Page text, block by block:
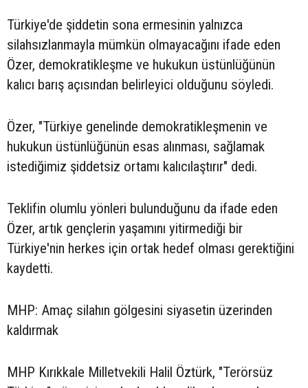
Türkiye'de şiddetin sona ermesinin yalnızca
silahsızlanmayla mümkün olmayacağını ifade eden
Özer, demokratikleşme ve hukukun üstünlüğünün
kalıcı barış açısından belirleyici olduğunu söyledi.
Özer, "Türkiye genelinde demokratikleşmenin ve
hukukun üstünlüğünün esas alınması, sağlamak
istediğimiz şiddetsiz ortamı kalıcılaştırır" dedi.
Teklifin olumlu yönleri bulunduğunu da ifade eden
Özer, artık gençlerin yaşamını yitirmediği bir
Türkiye'nin herkes için ortak hedef olması gerektiğini
kaydetti.
MHP: Amaç silahın gölgesini siyasetin üzerinden
kaldırmak
MHP Kırıkkale Milletvekili Halil Öztürk, "Terörsüz